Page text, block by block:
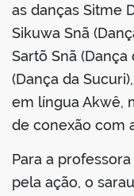
as danças Sitme
Sikuwa Snã
Sartõ Snã (Dança
(Dança da
em língua Akwê,
de conexão com
Para a
pela ação, o